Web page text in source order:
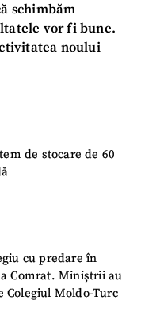
schimbăm
vor fi bune.
noului
de stocare de 60
cu predare în
Comrat. Miniștrii au
Moldo-Turc